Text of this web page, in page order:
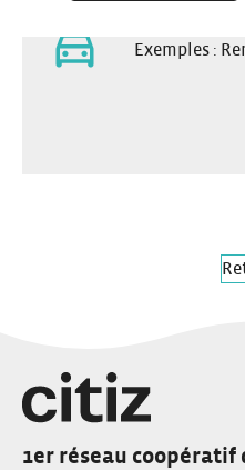
Exemples :
1er réseau coopératif